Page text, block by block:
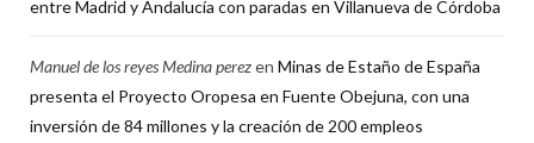
entre Madrid y Andalucía con paradas en Villanueva de Córdoba
Manuel de los reyes Medina perezen Minas de Estaño de España
presenta el Proyecto Oropesa en Fuente Obejuna, con una
inversión de 84 millones y la creación de 200 empleos